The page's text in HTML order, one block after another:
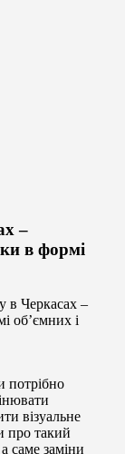
–
в формі
в Черкасах –
об’ємних і
потрібно
візуальне
про такий
саме заміни